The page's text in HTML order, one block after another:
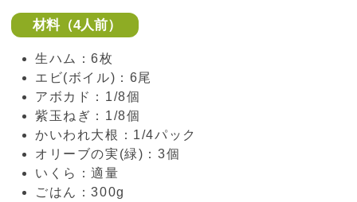
材料（4人前）
生ハム：6枚
エビ(ボイル)：6尾
アボカド：1/8個
紫玉ねぎ：1/8個
かいわれ大根：1/4パック
オリーブの実(緑)：3個
いくら：適量
ごはん：300g